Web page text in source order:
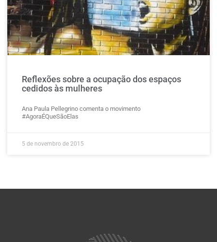
Reflexões sobre a ocupação dos espaços
cedidos às mulheres
Ana Paula Pellegrino comenta o movimento
#AgoraÉQueSãoElas
5 de novembro de 2015